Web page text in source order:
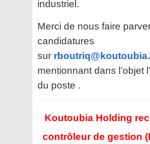
industriel.
Merci de nous faire
candidatures
sur
mentionnant dans l’objet
du poste .
Koutoubia Holding
contrôleur de gestion